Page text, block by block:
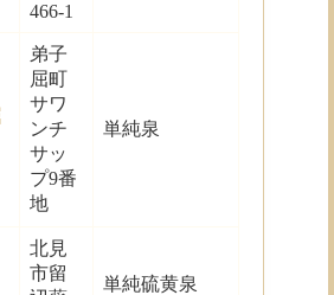
466-1
弟子
屈町
サワ
ンチ
サッ
プ9番
地
単純泉
北見
市留
単純硫黄泉